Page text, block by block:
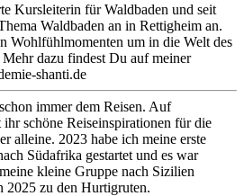
Kursleiterin für Waldbaden und seit
Waldbaden an in Rettigheim an.
Wohlfühlmomenten um in die Welt des
dazu findest Du auf meiner
shanti.de
immer dem Reisen. Auf
schöne Reiseinspirationen für die
alleine. 2023 habe ich meine erste
Südafrika gestartet und es war
kleine Gruppe nach Sizilien
2025 zu den Hurtigruten.